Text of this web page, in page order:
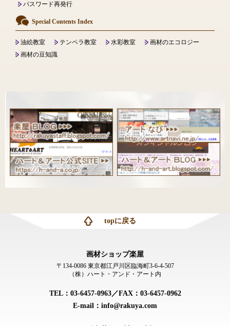
パスワード再発行
Special Contents Index
油絵教室 テンペラ教室 水彩教室
画材のエコロジー
画材の豆知識
topに戻る
画材ショップ楽屋
〒134-0086 東京都江戸川区臨海町3-6-4-507
（株）ハート・アンド・アート内
TEL：03-6457-0963／FAX：03-6457-0962
E-mail：info@rakuya.com